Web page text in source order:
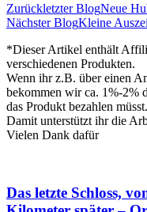
Zurückletzter BlogNeue
Nächster BlogKleine
*Dieser Artikel enthält
verschiedenen Produkten.
Wenn ihr z.B. über einen
bekommen wir ca. 1%-2%
das Produkt bezahlen müsst.
Damit unterstützt ihr die
Vielen Dank dafür
Das letzte Schloss,